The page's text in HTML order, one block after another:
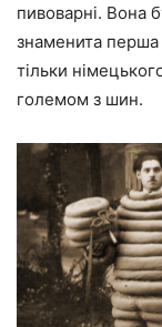
пивоварні. Вона
знаменита
тільки
големом з шин.